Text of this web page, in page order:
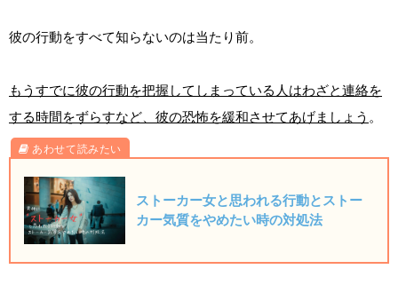
彼の行動をすべて知らないのは当たり前。
もうすでに彼の行動を把握してしまっている人はわざと連絡を
する時間をずらすなど、彼の恐怖を緩和させてあげましょう 。
ストーカー女と思われる行動とストー
カー気質をやめたい時の対処法